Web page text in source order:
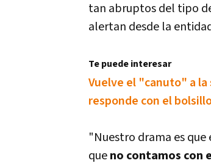
tan abruptos del tipo
alertan desde la
Te puede interesar
Vuelve el "canuto" a la
responde con el
"Nuestro drama es que
queno contamos con